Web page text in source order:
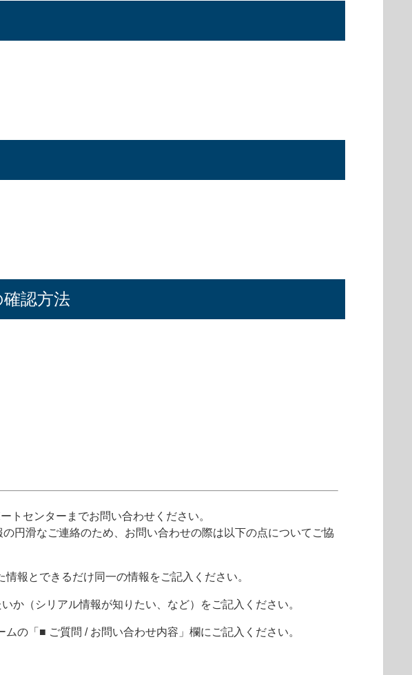
認方法
トセンターまでお問い合わせください。
円滑なご連絡のため、お問い合わせの際は以下の点についてご協
報とできるだけ同一の情報をご記入ください。
か（シリアル情報が知りたい、など）をご記入ください。
の「■ ご質問 / お問い合わせ内容」欄にご記入ください。